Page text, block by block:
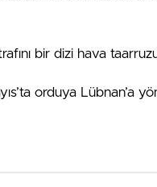
bir dizi hava
orduya Lübnan’a